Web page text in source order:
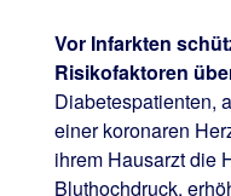
Vor Infarkten
Risikofaktoren
Diabetespatienten,
einer koronaren
ihrem Hausarzt die
Bluthochdruck,